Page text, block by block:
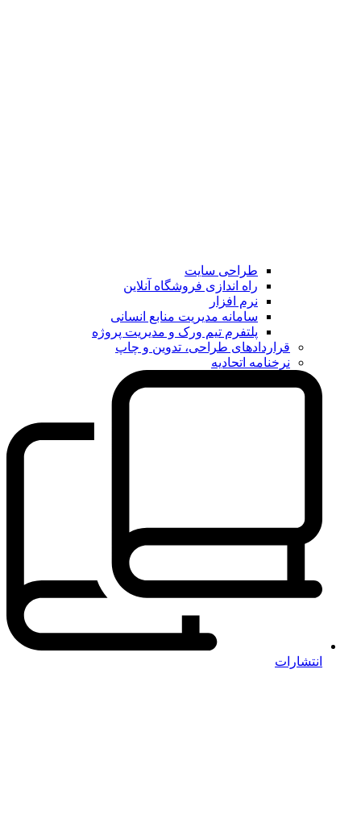
طراحی سایت
راه اندازی فروشگاه آنلاین
نرم افزار
سامانه مدیریت منابع انسانی
پلتفرم تیم ورک و مدیریت پروژه
قراردادهای طراحی، تدوین و چاپ
نرخنامه اتحادیه
انتشارات